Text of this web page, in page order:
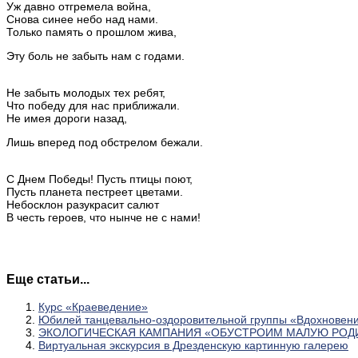
Уж давно отгремела война,
Снова синее небо над нами.
Только память о прошлом жива,
Эту боль не забыть нам с годами.
Не забыть молодых тех ребят,
Что победу для нас приближали.
Не имея дороги назад,
Лишь вперед под обстрелом бежали.
С Днем Победы! Пусть птицы поют,
Пусть планета пестреет цветами.
Небосклон разукрасит салют
В честь героев, что нынче не с нами!
Еще статьи...
Курс «Краеведение»
Юбилей танцевально-оздоровительной группы
ЭКОЛОГИЧЕСКАЯ КАМПАНИЯ «ОБУСТРОИМ МАЛУЮ
Виртуальная экскурсия в Дрезденскую картинную галерею